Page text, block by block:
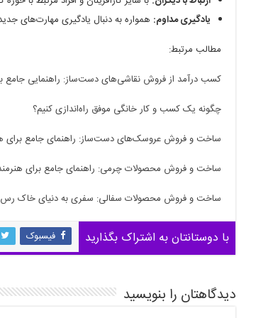
یادگیری مداوم: همواره به دنبال یادگیری مهارت‌های
مطالب مرتبط:
کسب درآمد از فروش نقاشی‌های دست‌ساز: راهنمایی جامع
چگونه یک کسب و کار خانگی موفق راه‌اندازی کنیم؟
ساخت و فروش عروسک‌های دست‌ساز: راهنمای جامع برای
ساخت و فروش محصولات چرمی: راهنمای جامع برای
ساخت و فروش محصولات سفالی: سفری به دنیای خاک رس
با دوستانتان به اشتراک بگذارید فیسبوک
دیدگاهتان را بنویسید